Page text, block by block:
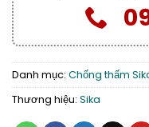
Danh mục: Chống thấm
Thương hiệu: Sika